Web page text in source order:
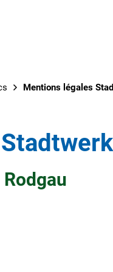
Mentions légales